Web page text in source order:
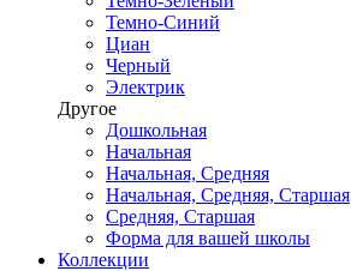
Темно-Синий
Циан
Черный
Электрик
Другое
Дошкольная
Начальная
Начальная, Средняя
Начальная, Средняя, Старшая
Средняя, Старшая
Форма для вашей школы
Коллекции